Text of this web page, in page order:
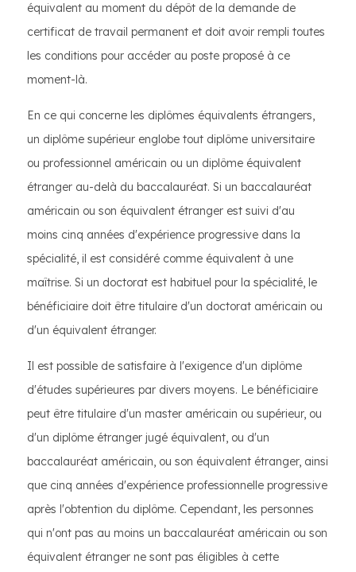
équivalent au moment du dépôt de la demande de
certificat de travail permanent et doit avoir rempli toutes
les conditions pour accéder au poste proposé à ce
moment-là.
En ce qui concerne les diplômes équivalents étrangers,
un diplôme supérieur englobe tout diplôme universitaire
ou professionnel américain ou un diplôme équivalent
étranger au-delà du baccalauréat. Si un baccalauréat
américain ou son équivalent étranger est suivi d'au
moins cinq années d'expérience progressive dans la
spécialité, il est considéré comme équivalent à une
maîtrise. Si un doctorat est habituel pour la spécialité, le
bénéficiaire doit être titulaire d'un doctorat américain ou
d'un équivalent étranger.
Il est possible de satisfaire à l'exigence d'un diplôme
d'études supérieures par divers moyens. Le bénéficiaire
peut être titulaire d'un master américain ou supérieur, ou
d'un diplôme étranger jugé équivalent, ou d'un
baccalauréat américain, ou son équivalent étranger, ainsi
que cinq années d'expérience professionnelle progressive
après l'obtention du diplôme. Cependant, les personnes
qui n'ont pas au moins un baccalauréat américain ou son
équivalent étranger ne sont pas éligibles à cette